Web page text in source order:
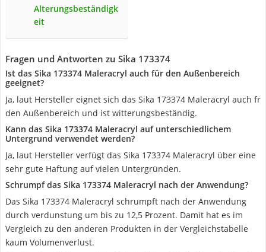
Alterungsbeständigk
eit
Fragen und Antworten zu Sika 173374
Ist das Sika 173374 Maleracryl auch für den Außenbereich
geeignet?
Ja, laut Hersteller eignet sich das Sika 173374 Maleracryl auch fr
den Außenbereich und ist witterungsbeständig.
Kann das Sika 173374 Maleracryl auf unterschiedlichem
Untergrund verwendet werden?
Ja, laut Hersteller verfügt das Sika 173374 Maleracryl über eine
sehr gute Haftung auf vielen Untergründen.
Schrumpf das Sika 173374 Maleracryl nach der Anwendung?
Das Sika 173374 Maleracryl schrumpft nach der Anwendung
durch verdunstung um bis zu 12,5 Prozent. Damit hat es im
Vergleich zu den anderen Produkten in der Vergleichstabelle
kaum Volumenverlust.